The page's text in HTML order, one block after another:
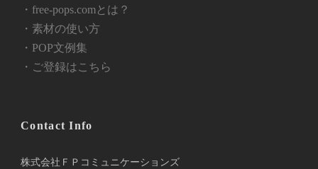
・free-pops.comとは？
・素材の使い方
・POP文例集
・ご登録はこちら
Contact Info
株式会社ＦＰコミュニケーションズ